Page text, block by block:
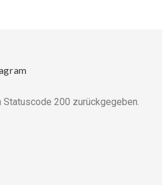
Statuscode 200 zurückgegeben.